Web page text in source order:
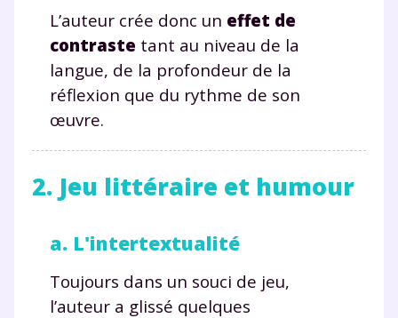
L’auteur crée donc un effet de
contraste tant au niveau de la
langue, de la profondeur de la
réflexion que du rythme de son
œuvre.
2. Jeu littéraire et humour
a. L'intertextualité
Toujours dans un souci de jeu,
l’auteur a glissé quelques